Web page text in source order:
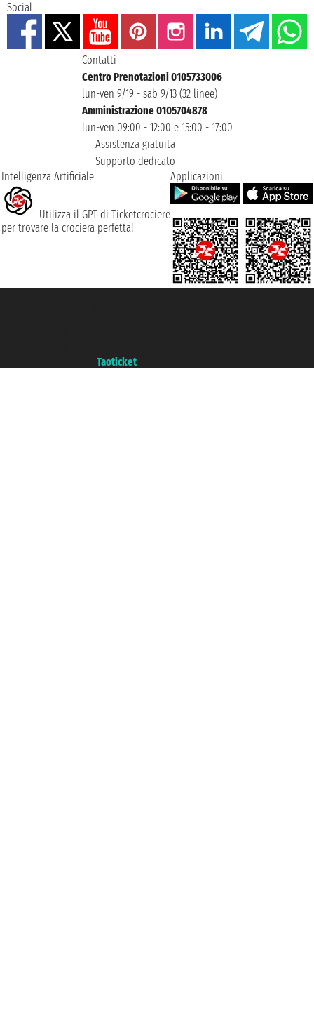
Social
Contatti
Centro Prenotazioni 0105733006
lun-ven 9/19 - sab 9/13 (32 linee)
Amministrazione 0105704878
lun-ven 09:00 - 12:00 e 15:00 - 17:00
Assistenza gratuita
Supporto dedicato
Intelligenza Artificiale
Utilizza il GPT di Ticketcrociere
per trovare la crociera perfetta!
Applicazioni
Taoticket